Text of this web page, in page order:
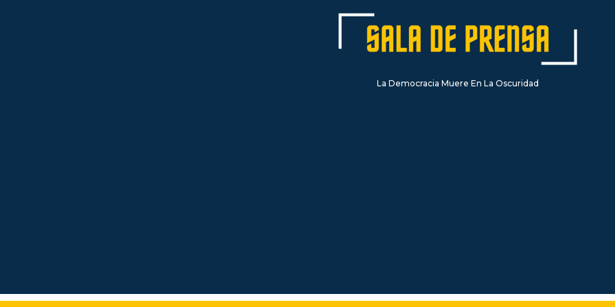
La Democracia Muere En La Oscuridad